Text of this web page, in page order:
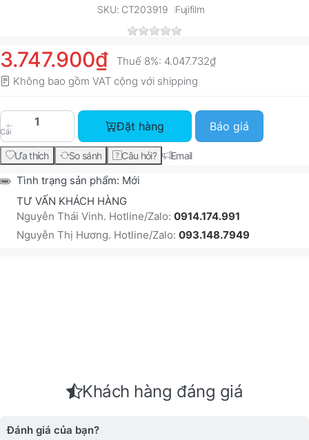
SKU: CT203919 Fujifilm
3.747.900₫ Thuế 8%: 4.047.732₫
Không bao gồm VAT cộng với shipping
Cái
Mực in Fujifilm CT203919 Black Toner
Đặt hàng Báo giá
Ưa thích So sánh Câu hỏi? Email
Tình trạng sản phẩm: Mới
TƯ VẤN KHÁCH HÀNG
Nguyễn Thái Vinh. Hotline/Zalo: 0914.174.991
Nguyễn Thị Hương. Hotline/Zalo: 093.148.7949
Khách hàng đáng giá
Đánh giá của bạn?